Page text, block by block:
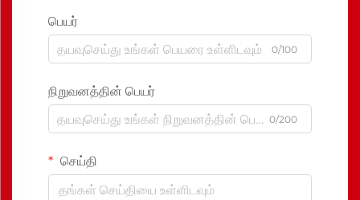
பெயர்
0/100
நிறுவனத்தின் பெயர்
0/200
செய்தி